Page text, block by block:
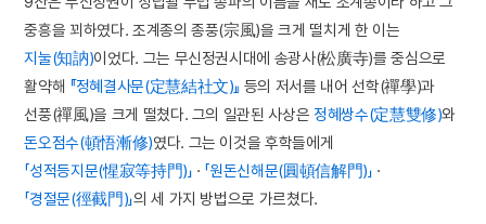
중흥을 꾀하였다. 조계종의 종풍(宗風)을 크게 떨치게 한 이는
지눌(知訥)이었다. 그는 무신정권시대에 송광사(松廣寺)를 중심으로
활약해 『정혜결사문(定慧結社文)』 등의 저서를 내어 선학(禪學)과
선풍(禪風)을 크게 떨쳤다. 그의 일관된 사상은 정혜쌍수(定慧雙修)와
돈오점수(頓悟漸修)였다. 그는 이것을 후학들에게
「성적등지문(惺寂等持門)」 · 「원돈신해문(圓頓信解門)」 ·
「경절문(徑截門)」의 세 가지 방법으로 가르쳤다.